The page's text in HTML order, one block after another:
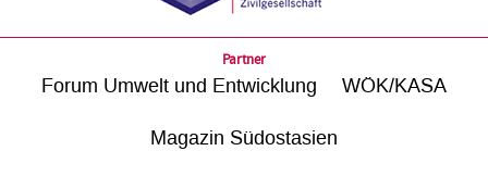
Partner
Forum Umwelt und Entwicklung WÖK/KASA
Magazin Südostasien